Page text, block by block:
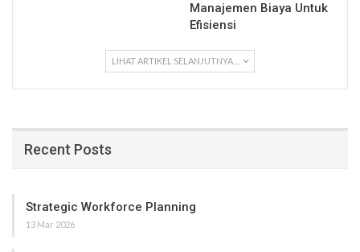
Manajemen Biaya Untuk
Efisiensi
LIHAT ARTIKEL SELANJUTNYA ...
Recent Posts
Strategic Workforce Planning
13 Mar 2026